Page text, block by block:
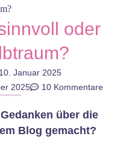
oder
10. Januar 2025
2025
10 Kommentare
über die
Blog gemacht?